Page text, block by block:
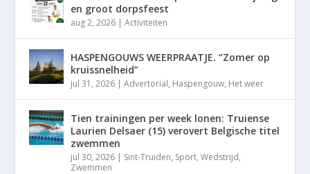
en groot dorpsfeest
aug 2, 2026 |Activiteiten
HASPENGOUWS WEERPRAATJE. “Zomer op
kruissnelheid”
jul 31, 2026 |Advertorial, Haspengouw, Het weer
Tien trainingen per week lonen: Truiense
Laurien Delsaer (15) verovert Belgische titel
zwemmen
jul 30, 2026 | Sint-Truiden, Sport,Wedstrijd,
Zwemmen